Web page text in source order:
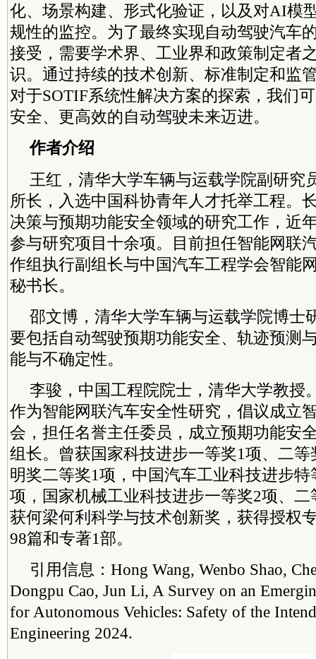
化、场景构建、形式化验证，以及对AI模
规性的监控。为了最终实现自动驾驶汽车
接受，需要学术界、工业界和政策制定者
识。通过持续的技术创新、标准制定和监
对于SOTIF系统性解决方案的探索，我们
安全、更高效的自动驾驶未来迈进。
作者介绍
王红，清华大学车辆与运载学院副研究
所长，入选中国科协青年人才托举工程。
决策与预期功能安全领域的研究工作，近
参与研究项目十余项。目前担任智能网联
作组执行副组长与中国汽车工程学会智能
秘书长。
邵文博，清华大学车辆与运载学院博士
要包括自动驾驶预期功能安全、轨迹预测
能与不确定性。
李骏，中国工程院院士 ，清华大学教授
作为智能网联汽车安全性研究，倡议成立
会，担任名誉主任委员 ，成立预期功能安
组长。曾获国家科技进步一等奖1项、二
明奖二等奖1项，中国汽车工业科技进步
项，国家机械工业科技进步一等奖2项、二
获何梁何利科学与技术创新奖，获得授权
98篇和专著1部。
引用信息：Hong Wang, Wenbo Shao,
Dongpu Cao, Jun Li, A Survey on an
for Autonomous Vehicles: Safety of the
Engineering 2024.